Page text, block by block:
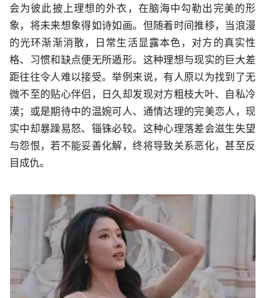
会为彼此披上理想的外衣，在脑海中勾勒出完美的形
象，将未来想象得如诗如画。但随着时间推移，当浪漫
的光环渐渐消散，日常生活显露本色，对方的真实性
格、习惯和缺点便无所遁形。这种理想与现实的巨大差
距往往令人难以接受。举例来说，有人原以为找到了无
微不至的贴心伴侣，日久却发现对方粗枝大叶、自私冷
漠；或是期待中的温婉可人、通情达理的完美恋人，现
实中却暴躁易怒、锱铢必较。这种心理落差会滋生失望
与怨恨，若不能妥善化解，终将导致关系恶化，甚至反
目成仇。